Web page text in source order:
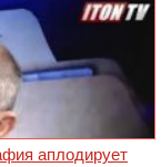
аплодирует